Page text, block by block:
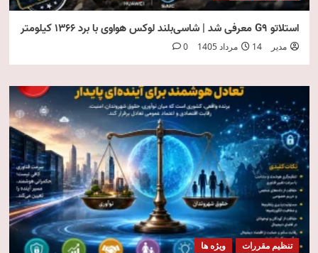
استلاتو G9 معرفی شد | شاسی‌بلند لوکس هواوی با برد ۱۳۶۶ کیلومتر
مدیر 14 مرداد 1405 0
تنظیم مقررات ویژه ها